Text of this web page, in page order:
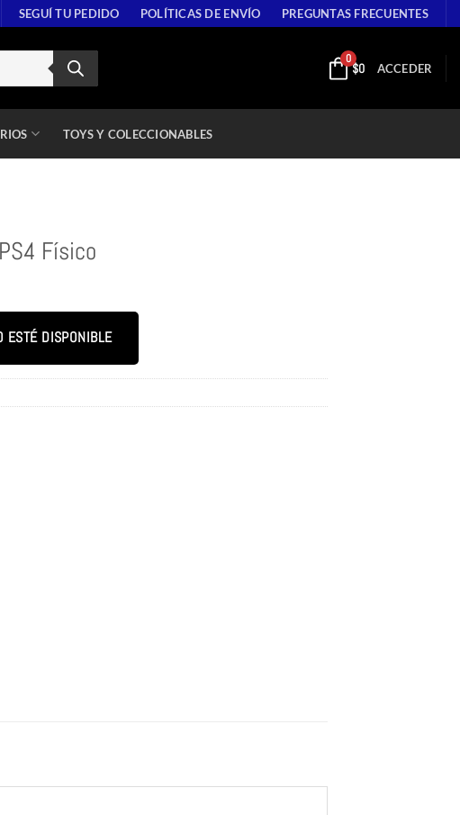
SEGUÍ TU PEDIDO POLÍTICAS DE ENVÍO PREGUNTAS FRECUENTES
0
$0 ACCEDER
TOYS Y COLECCIONABLES
Físico
ESTÉ DISPONIBLE